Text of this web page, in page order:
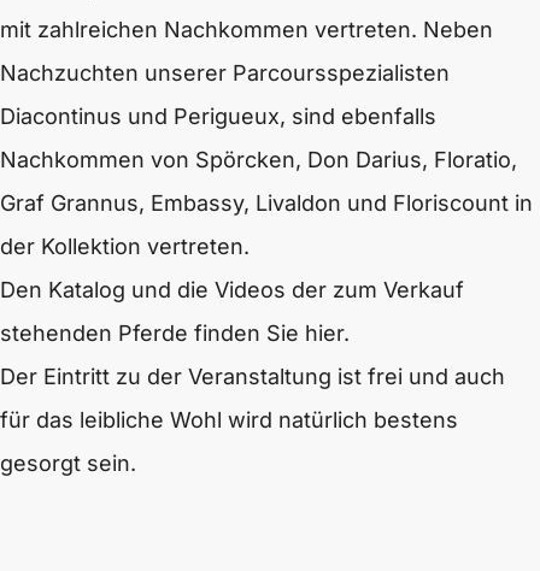
mit zahlreichen Nachkommen vertreten. Neben
Nachzuchten unserer Parcoursspezialisten
Diacontinus und Perigueux, sind ebenfalls
Nachkommen von Spörcken, Don Darius, Floratio,
Graf Grannus, Embassy, Livaldon und Floriscount in
der Kollektion vertreten.
Den Katalog und die Videos der zum Verkauf
stehenden Pferde finden Sie hier.
Der Eintritt zu der Veranstaltung ist frei und auch
für das leibliche Wohl wird natürlich bestens
gesorgt sein.